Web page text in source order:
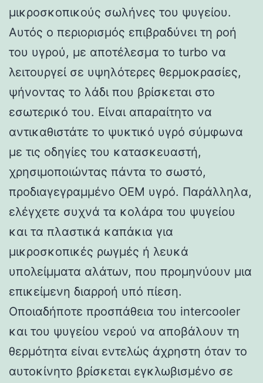
μικροσκοπικούς σωλήνες του ψυγείου.
Αυτός ο περιορισμός επιβραδύνει τη ροή
του υγρού, με αποτέλεσμα το turbo να
λειτουργεί σε υψηλότερες θερμοκρασίες,
ψήνοντας το λάδι που βρίσκεται στο
εσωτερικό του. Είναι απαραίτητο να
αντικαθιστάτε το ψυκτικό υγρό σύμφωνα
με τις οδηγίες του κατασκευαστή,
χρησιμοποιώντας πάντα το σωστό,
προδιαγεγραμμένο OEM υγρό. Παράλληλα,
ελέγχετε συχνά τα κολάρα του ψυγείου
και τα πλαστικά καπάκια για
μικροσκοπικές ρωγμές ή λευκά
υπολείμματα αλάτων, που προμηνύουν μια
επικείμενη διαρροή υπό πίεση.
Οποιαδήποτε προσπάθεια του intercooler
και του ψυγείου νερού να αποβάλουν τη
θερμότητα είναι εντελώς άχρηστη όταν το
αυτοκίνητο βρίσκεται εγκλωβισμένο σε